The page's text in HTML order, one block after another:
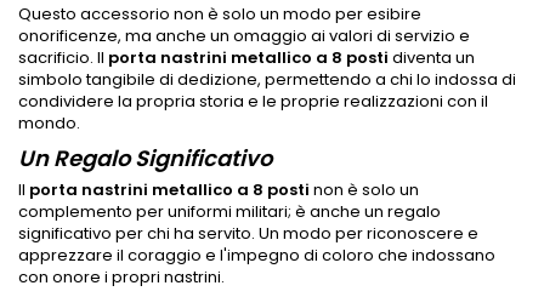
Questo accessorio non è solo un modo per esibire
onorificenze, ma anche un omaggio ai valori di servizio e
sacrificio. Il porta nastrini metallico a 8 posti diventa un
simbolo tangibile di dedizione, permettendo a chi lo indossa di
condividere la propria storia e le proprie realizzazioni con il
mondo.
Un Regalo Significativo
Il porta nastrini metallico a 8 posti non è solo un
complemento per uniformi militari; è anche un regalo
significativo per chi ha servito. Un modo per riconoscere e
apprezzare il coraggio e l'impegno di coloro che indossano
con onore i propri nastrini.